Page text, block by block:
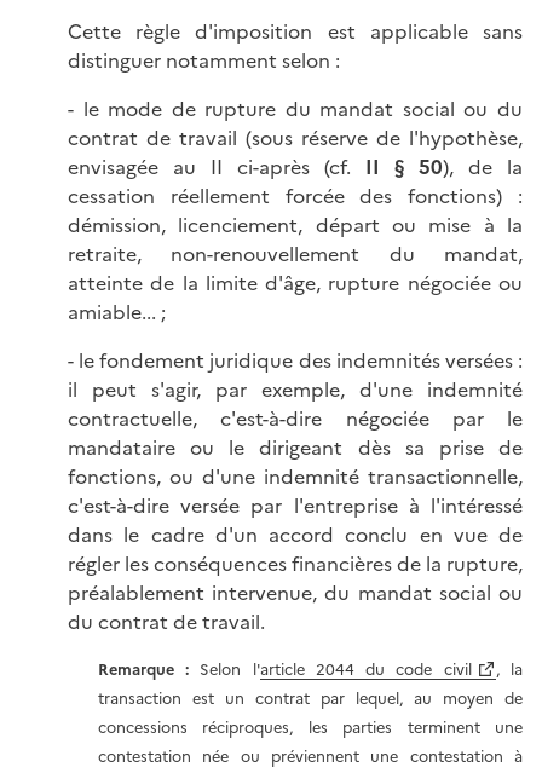
Cette règle d'imposition est applicable sans
distinguer notamment selon :
- le mode de rupture du mandat social ou du
contrat de travail (sous réserve de l'hypothèse,
envisagée au II ci-après (cf. II § 50), de la
cessation réellement forcée des fonctions) :
démission, licenciement, départ ou mise à la
retraite, non-renouvellement du mandat,
atteinte de la limite d'âge, rupture négociée ou
amiable... ;
- le fondement juridique des indemnités versées :
il peut s'agir, par exemple, d'une indemnité
contractuelle, c'est-à-dire négociée par le
mandataire ou le dirigeant dès sa prise de
fonctions, ou d'une indemnité transactionnelle,
c'est-à-dire versée par l'entreprise à l'intéressé
dans le cadre d'un accord conclu en vue de
régler les conséquences financières de la rupture,
préalablement intervenue, du mandat social ou
du contrat de travail.
Remarque : Selon l'article 2044 du code civil
, la
transaction est un contrat par lequel, au moyen de
concessions réciproques, les parties terminent une
contestation née ou préviennent une contestation à